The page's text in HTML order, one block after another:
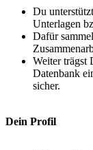
Du
Unterlagen
Dafür
Weiter trägst
Datenbank
sicher.
Dein Profil